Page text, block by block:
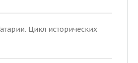
Цикл исторических